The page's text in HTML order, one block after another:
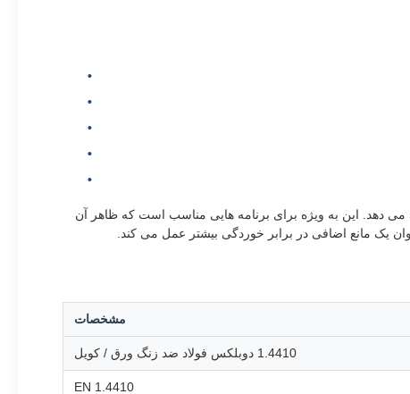
کلرید و استحکام بالاتر ارائه می دهد. این به ویژه برای برنامه هایی مناسب است که ظاهر آن
یک مانع اضافی در برابر خوردگی بیشتر عمل می کند.
مشخصات
1.4410 دوبلکس فولاد ضد زنگ ورق / کویل
EN 1.4410